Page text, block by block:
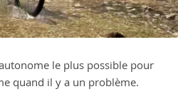
le plus possible pour
quand il y a un problème.